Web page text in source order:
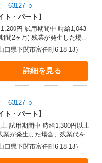
63127_p
・パート】
中 時給1,043
業が発生した場
位で別途支給します。
県下関市富任町6-18-18）
詳細を見る
63127_p
・パート】
以上
ます。
県下関市富任町6-18-18）